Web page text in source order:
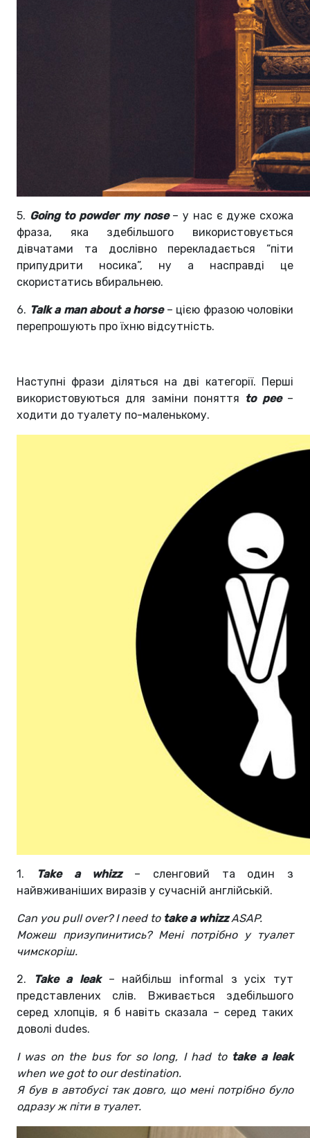
5. Going to powder my nose– у нас є дуже схожа
фраза, яка здебільшого використовується
дівчатами та дослівно перекладається “піти
припудрити носика”, ну а насправді це
скористатись вбиральнею.
6. Talk a man about a horse– цією фразою чоловіки
перепрошують про їхню відсутність.
Наступні фрази діляться на дві категорії. Перші
використовуються для заміни поняття to pee–
ходити до туалету по-маленькому.
1. Take a whizz– сленговий та один з
найвживаніших виразів у сучасній англійській.
Can you pull over? I need to take a whizzASAP.
Можеш призупинитись? Мені потрібно у туалет
чимскоріш.
2. Take a leak– найбільш informal з усіх тут
представлених слів. Вживається здебільшого
серед хлопців, я б навіть сказала – серед таких
доволі dudes.
I was on the bus for so long, I had to take a leak
when we got to our destination.
Я був в автобусі так довго, що мені потрібно було
одразу ж піти в туалет.